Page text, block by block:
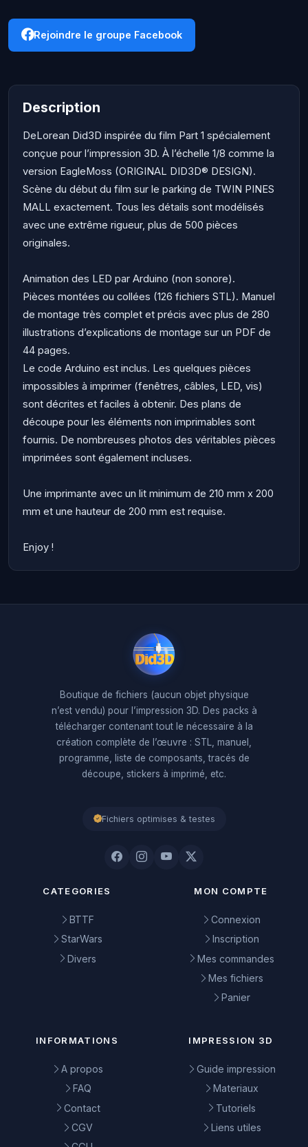
Rejoindre le groupe Facebook
Description
DeLorean Did3D inspirée du film Part 1 spécialement
conçue pour l’impression 3D. À l’échelle 1/8 comme la
version EagleMoss (ORIGINAL DID3D® DESIGN).
Scène du début du film sur le parking de TWIN PINES
MALL exactement. Tous les détails sont modélisés
avec une extrême rigueur, plus de 500 pièces
originales.
Animation des LED par Arduino (non sonore).
Pièces montées ou collées (126 fichiers STL). Manuel
de montage très complet et précis avec plus de 280
illustrations d’explications de montage sur un PDF de
44 pages.
Le code Arduino est inclus. Les quelques pièces
impossibles à imprimer (fenêtres, câbles, LED, vis)
sont décrites et faciles à obtenir. Des plans de
découpe pour les éléments non imprimables sont
fournis. De nombreuses photos des véritables pièces
imprimées sont également incluses.
Une imprimante avec un lit minimum de 210 mm x 200
mm et une hauteur de 200 mm est requise.
Enjoy !
Boutique de fichiers (aucun objet physique
n’est vendu) pour l’impression 3D. Des packs à
télécharger contenant tout le nécessaire à la
création complète de l’œuvre : STL, manuel,
programme, liste de composants, tracés de
découpe, stickers à imprimé, etc.
Fichiers optimises & testes
CATEGORIES
BTTF
StarWars
Divers
MON COMPTE
Connexion
Inscription
Mes commandes
Mes fichiers
Panier
INFORMATIONS
A propos
FAQ
Contact
CGV
IMPRESSION 3D
Guide impression
Materiaux
Tutoriels
Liens utiles